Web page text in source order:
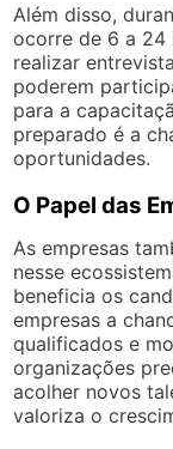
Além disso,
ocorre de 6 a 24
realizar
poderem
para a
preparado é a
oportunidades.
O Papel das
As empresas
nesse
beneficia os
empresas a
qualificados e
organizações
acolher novos
valoriza o